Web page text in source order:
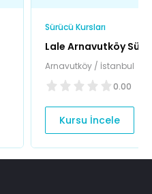
Sürücü Kursları
Lale Arnavutköy
Arnavutköy / İstanbul
0.00
Kursu İncele